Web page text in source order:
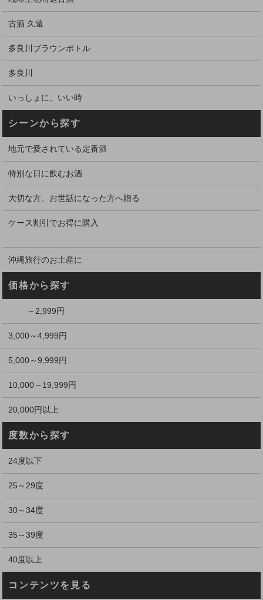
古酒 久遠
多良川ブラウンボトル
多良川
いっしょに、いい時
シーンから探す
地元で愛されている定番酒
特別な日に飲むお酒
大切な方、お世話になった方へ贈る
ケース割引でお得に購入
沖縄旅行のお土産に
価格から探す
～2,999円
3,000～4,999円
5,000～9,999円
10,000～19,999円
20,000円以上
度数から探す
24度以下
25～29度
30～34度
35～39度
40度以上
コンテンツを見る